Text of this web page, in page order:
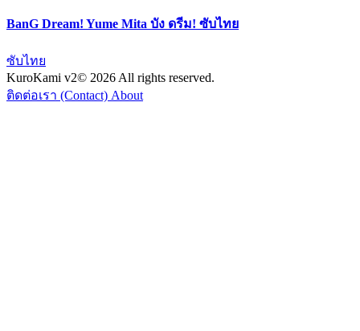
BanG Dream! Yume Mita บัง ดรีม! ซับไทย
ซับไทย
KuroKami v2© 2026 All rights reserved.
ติดต่อเรา (Contact) About